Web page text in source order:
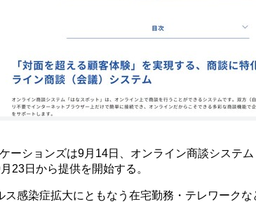
ーションズは9月14日、オンライン商談システ
23日から提供を開始する。
感染症拡大にともなう在宅勤務・テレワークな